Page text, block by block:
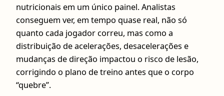
nutricionais em um único painel. Analistas
conseguem ver, em tempo quase real, não só
quanto cada jogador correu, mas como a
distribuição de acelerações, desacelerações e
mudanças de direção impactou o risco de lesão,
corrigindo o plano de treino antes que o corpo
“quebre”.